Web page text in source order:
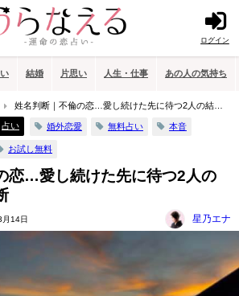
ログイン
結婚 片思い 人生・仕事 あの人の気持ち
姓名判断｜不倫の恋…愛し続けた先に待つ2人の結末
占い 婚外恋愛 無料占い 本音
お試し無料
恋…愛し続けた先に待つ2人の
14日 星乃エナ